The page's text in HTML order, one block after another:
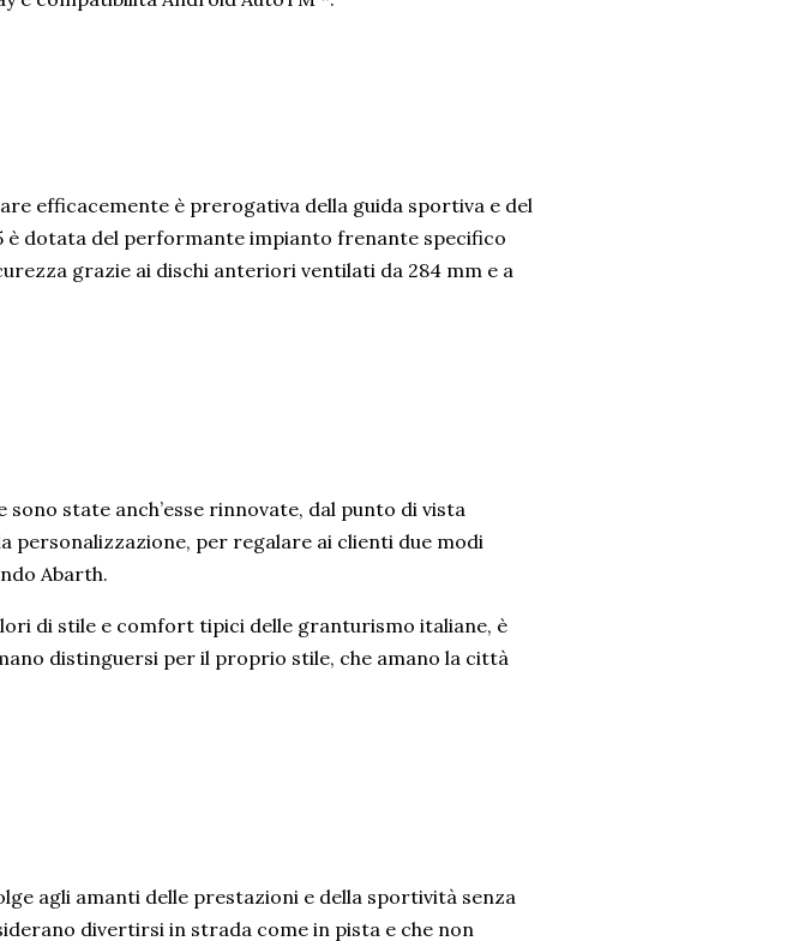
efficacemente è prerogativa della guida sportiva e del
è dotata del performante impianto frenante specifico
grazie ai dischi anteriori ventilati da 284 mm e a
sono state anch’esse rinnovate, dal punto di vista
personalizzazione, per regalare ai clienti due modi
Abarth.
di stile e comfort tipici delle granturismo italiane, è
distinguersi per il proprio stile, che amano la città
agli amanti delle prestazioni e della sportività senza
divertirsi in strada come in pista e che non